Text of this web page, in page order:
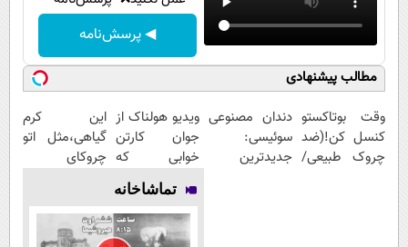
◀ پرسش‌نامه
مطالب پیشنهادی
وقت بوتاکستو
کنسل کن!(ضد
چروک طبیعی/
دندان مصنوعی
سوئیسی:
جدیدترین
ویدیو هولناک از
جوان کارتن
خوابی که
میلیاردر شد.
آموزش رایگان
این کرم
گیاهی،مثل اتو
چروکای
تماشاخانه